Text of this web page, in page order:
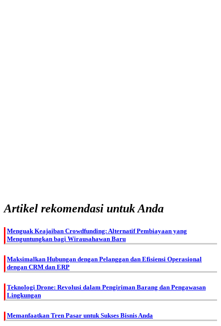
Artikel rekomendasi untuk Anda
Menguak Keajaiban Crowdfunding: Alternatif Pembiayaan yang
Menguntungkan bagi Wirausahawan Baru
Maksimalkan Hubungan dengan Pelanggan dan Efisiensi Operasional
dengan CRM dan ERP
Teknologi Drone: Revolusi dalam Pengiriman Barang dan Pengawasan
Lingkungan
Memanfaatkan Tren Pasar untuk Sukses Bisnis Anda